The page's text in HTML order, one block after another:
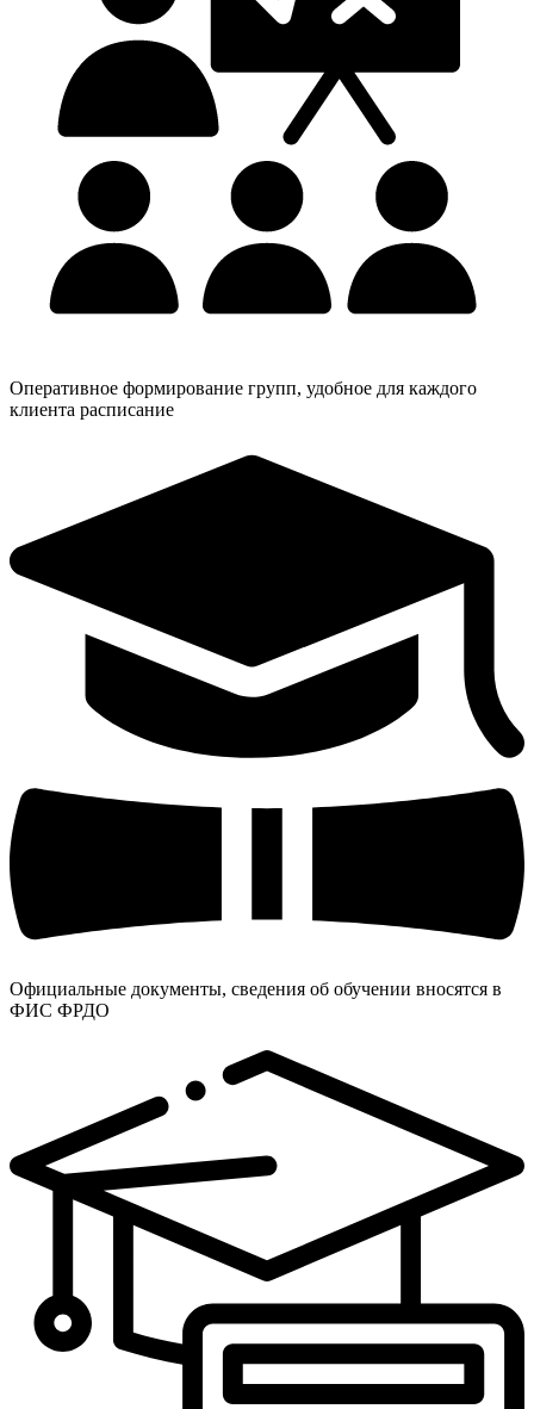
Оперативное формирование групп, удобное для каждого
клиента расписание
Официальные документы, сведения об обучении вносятся в
ФИС ФРДО